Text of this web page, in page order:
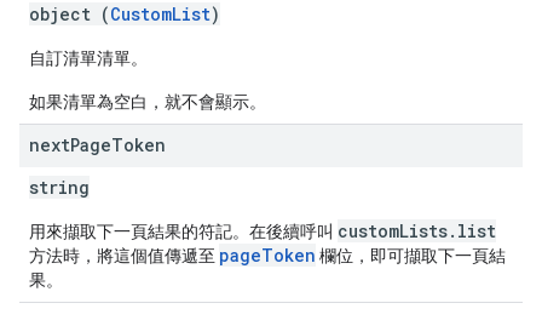
object (CustomList)
自訂清單清單。
如果清單為空白，就不會顯示。
nextPageToken
string
用來擷取下一頁結果的符記。在後續呼叫 customLists.list
方法時，將這個值傳遞至 pageToken 欄位，即可擷取下一頁結
果。